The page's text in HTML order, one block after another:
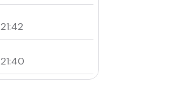
21:42
21:40